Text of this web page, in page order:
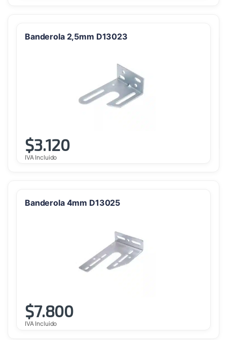
Banderola 2,5mm D13023
$3.120
IVA Incluido
Banderola 4mm D13025
$7.800
IVA Incluido